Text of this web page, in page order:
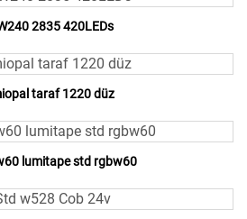
2835 420LEDs
taraf 1220 düz
lumitape std rgbw60